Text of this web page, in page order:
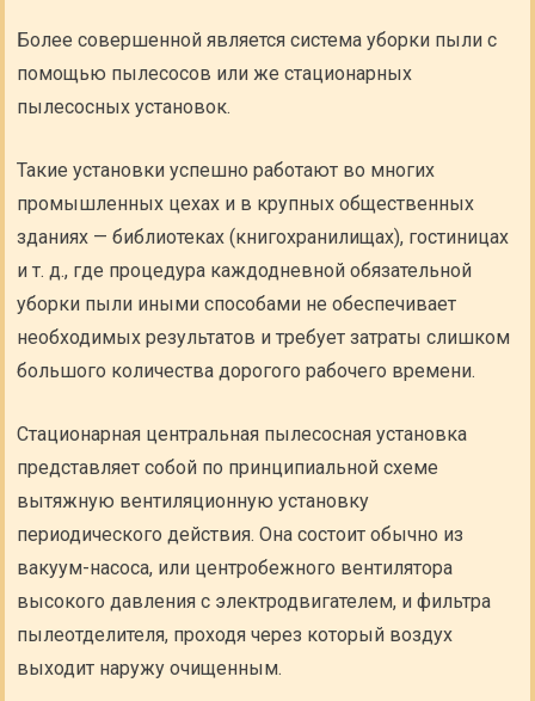
Более совершенной является система уборки пыли с
помощью пылесосов или же стационарных
пылесосных установок.
Такие установки успешно работают во многих
промышленных цехах и в крупных общественных
зданиях — библиотеках (книгохранилищах), гостиницах
и т. д., где процедура каждодневной обязательной
уборки пыли иными способами не обеспечивает
необходимых результатов и требует затраты слишком
большого количества дорогого рабочего времени.
Стационарная центральная пылесосная установка
представляет собой по принципиальной схеме
вытяжную вентиляционную установку
периодического действия. Она состоит обычно из
вакуум-насоса, или центробежного вентилятора
высокого давления с электродвигателем, и фильтра
пылеотделителя, проходя через который воздух
выходит наружу очищенным.